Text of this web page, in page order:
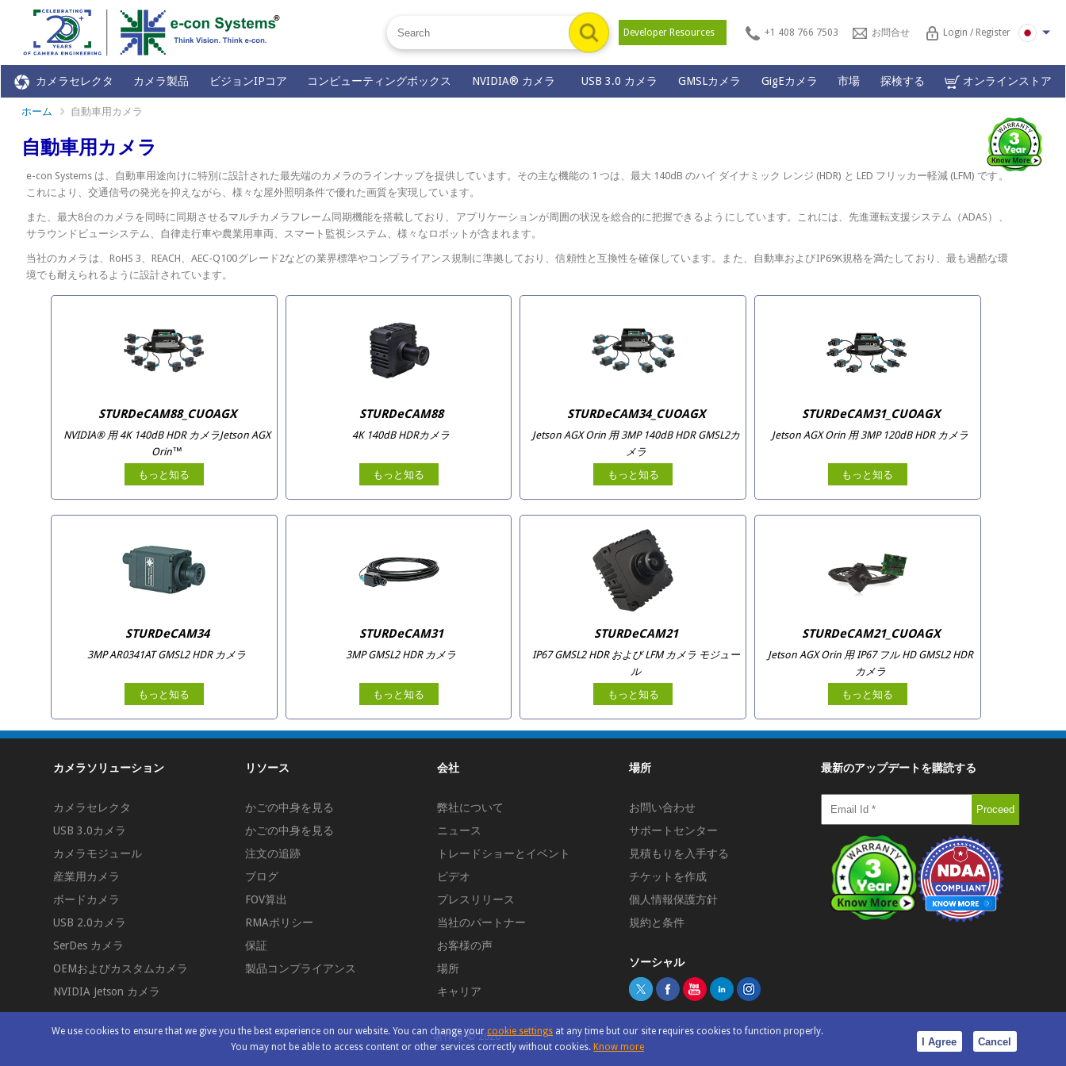
Developer Resources +1 408 766 7503 お問合せ Login / Register
カメラセレクタ カメラ製品 ビジョンIPコア コンピューティングボックス NVIDIA® カメラ USB 3.0 カメラ GMSLカメラ GigEカメラ 市場 探検する オンラインストア
ホーム 自動車用カメラ
自動車用カメラ
e-con Systems は、自動車用途向けに特別に設計された最先端のカメラのラインナップを提供しています。その主な機能の 1 つは、最大 140dB のハイ ダイナミック レンジ (HDR) と LED フリッカー軽減 (LFM) です。
これにより、交通信号の発光を抑えながら、様々な屋外照明条件で優れた画質を実現しています。
また、最大8台のカメラを同時に同期させるマルチカメラフレーム同期機能を搭載しており、アプリケーションが周囲の状況を総合的に把握できるようにしています。これには、先進運転支援システム（ADAS）、
サラウンドビューシステム、自律走行車や農業用車両、スマート監視システム、様々なロボットが含まれます。
当社のカメラは、RoHS 3、REACH、AEC-Q100グレード2などの業界標準やコンプライアンス規制に準拠しており、信頼性と互換性を確保しています。また、自動車およびIP69K規格を満たしており、最も過酷な環
境でも耐えられるように設計されています。
STURDeCAM88_CUOAGX
NVIDIA® 用 4K 140dB HDR カメラJetson AGX
Orin™
もっと知る
STURDeCAM88
4K 140dB HDRカメラ
もっと知る
STURDeCAM34_CUOAGX
Jetson AGX Orin 用 3MP 140dB HDR GMSL2カ
メラ
もっと知る
STURDeCAM31_CUOAGX
Jetson AGX Orin 用 3MP 120dB HDR カメラ
もっと知る
STURDeCAM34
3MP AR0341AT GMSL2 HDR カメラ
もっと知る
STURDeCAM31
3MP GMSL2 HDR カメラ
もっと知る
STURDeCAM21
IP67 GMSL2 HDR および LFM カメラ モジュー
ル
もっと知る
STURDeCAM21_CUOAGX
Jetson AGX Orin 用 IP67 フル HD GMSL2 HDR
カメラ
もっと知る
カメラソリューション
カメラセレクタ
USB 3.0カメラ
カメラモジュール
産業用カメラ
ボードカメラ
USB 2.0カメラ
SerDes カメラ
OEMおよびカスタムカメラ
NVIDIA Jetson カメラ
リソース
かごの中身を見る
かごの中身を見る
注文の追跡
ブログ
FOV算出
RMAポリシー
保証
製品コンプライアンス
会社
弊社について
ニュース
トレードショーとイベント
ビデオ
プレスリリース
当社のパートナー
お客様の声
場所
キャリア
場所
お問い合わせ
サポートセンター
見積もりを入手する
チケットを作成
個人情報保護方針
規約と条件
ソーシャル
最新のアップデートを購読する
著作権 ©2026 e-con Systems®|Site Map
We use cookies to ensure that we give you the best experience on our website. You can change yourcookie settings at any time but our site requires cookies to function properly.
You may not be able to access content or other services correctly without cookies. Know more I Agree Cancel